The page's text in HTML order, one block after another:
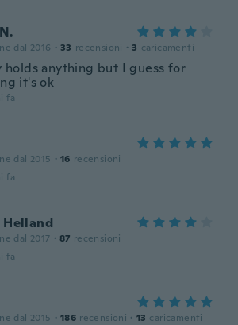
dal 2016 · 33 recensioni · 3 caricamenti
holds anything but I guess for
it's ok
fa
dal 2015 · 16 recensioni
fa
Helland
dal 2017 · 87 recensioni
fa
dal 2015 · 186 recensioni · 13 caricamenti